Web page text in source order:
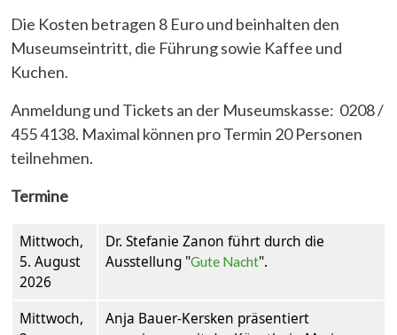
Die Kosten betragen 8 Euro und beinhalten den
Museumseintritt, die Führung sowie Kaffee und
Kuchen.
Anmeldung und Tickets an der Museumskasse: 0208 /
455 4138. Maximal können pro Termin 20 Personen
teilnehmen.
Termine
Mittwoch,
5. August
2026
Dr. Stefanie Zanon führt durch die
Ausstellung "Gute Nacht".
Mittwoch,
Anja Bauer-Kersken präsentiert